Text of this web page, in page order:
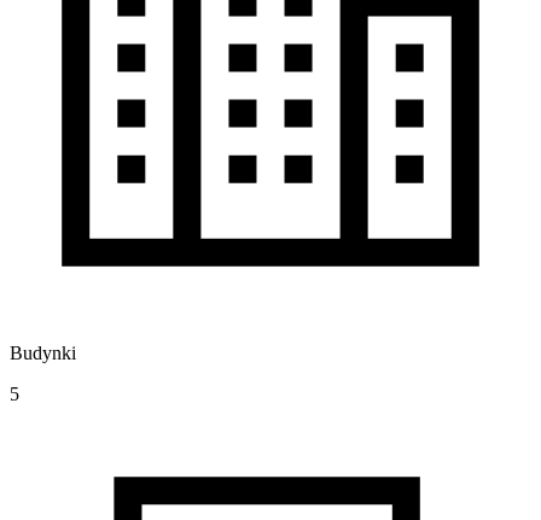
Budynki
5